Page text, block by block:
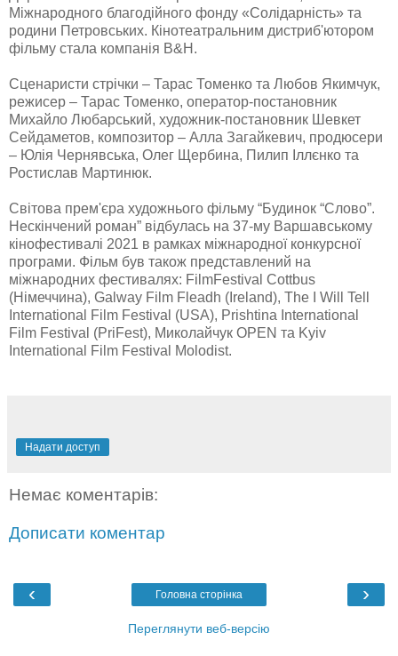
Міжнародного благодійного фонду «Солідарність» та
родини Петровських. Кінотеатральним дистриб'ютором
фільму стала компанія B&H.
Сценаристи стрічки – Тарас Томенко та Любов Якимчук,
режисер – Тарас Томенко, оператор-постановник
Михайло Любарський, художник-постановник Шевкет
Сейдаметов, композитор – Алла Загайкевич, продюсери
– Юлія Чернявська, Олег Щербина, Пилип Іллєнко та
Ростислав Мартинюк.
Світова прем'єра художнього фільму “Будинок “Слово”.
Нескінчений роман” відбулась на 37-му Варшавському
кінофестивалі 2021 в рамках міжнародної конкурсної
програми. Фільм був також представлений на
міжнародних фестивалях: FilmFestival Cottbus
(Німеччина), Galway Film Fleadh (Ireland), The I Will Tell
International Film Festival (USA), Prishtina International
Film Festival (PriFest), Миколайчук OPEN та Kyiv
International Film Festival Molodist.
Надати доступ
Немає коментарів:
Дописати коментар
‹ ›
Головна сторінка
Переглянути веб-версію